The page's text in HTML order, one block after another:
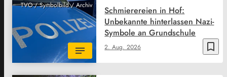
TVO / Symbolbild / Archiv
bookmark_border
2. Aug. 2026
Schmierereien in Hof:
Unbekannte hinterlassen Nazi-
Symbole an Grundschule